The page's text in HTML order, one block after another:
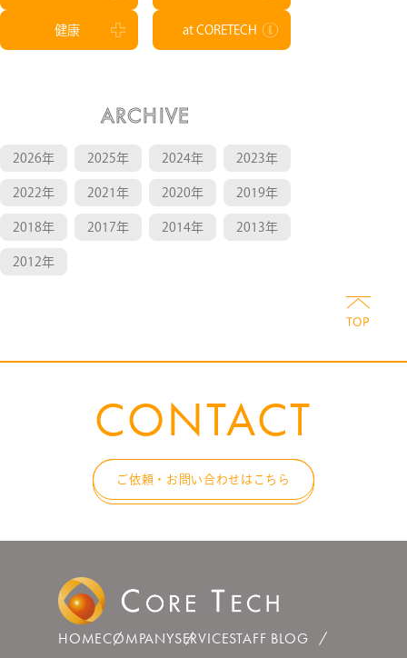
健康 at CORETECH
ARCHIVE
2026年 2025年 2024年 2023年
2022年 2021年 2020年 2019年
2018年 2017年 2014年 2013年
2012年
CONTACT
ご依頼・お問い合わせはこちら
HOMECOMPANYSERVICESTAFF BLOG